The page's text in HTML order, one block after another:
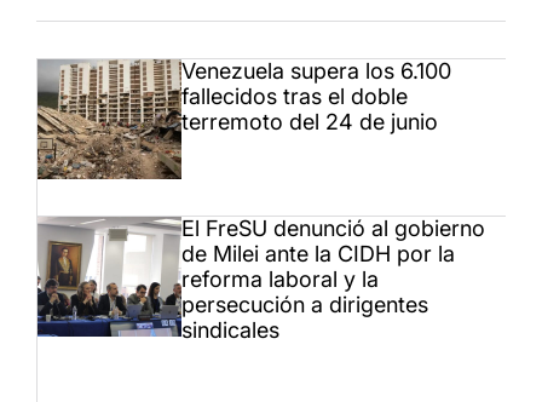
Venezuela supera los 6.100
fallecidos tras el doble
terremoto del 24 de junio
El FreSU denunció al gobierno
de Milei ante la CIDH por la
reforma laboral y la
persecución a dirigentes
sindicales